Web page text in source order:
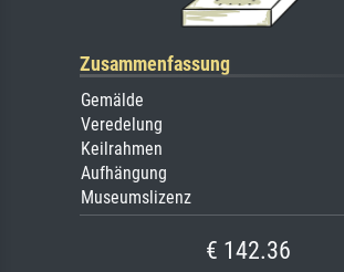
Zusammenfassung
Gemälde
Veredelung
Keilrahmen
Aufhängung
Museumslizenz
€ 142.36